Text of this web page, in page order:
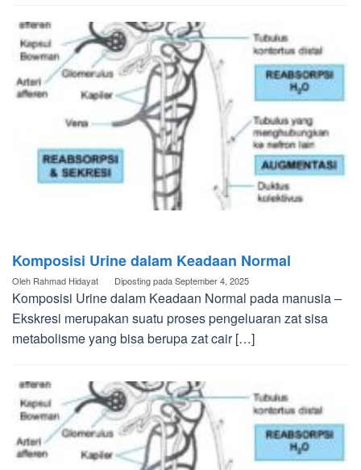
Komposisi Urine dalam Keadaan Normal
Oleh Rahmad Hidayat Diposting padaSeptember 4, 2025
Komposisi Urine dalam Keadaan Normal pada manusia –
Ekskresi merupakan suatu proses pengeluaran zat sisa
metabolisme yang bisa berupa zat cair […]